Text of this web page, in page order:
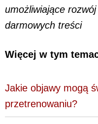
umożliwiające
darmowych treści
Więcej w tym
Jakie objawy mogą
przetrenowaniu?